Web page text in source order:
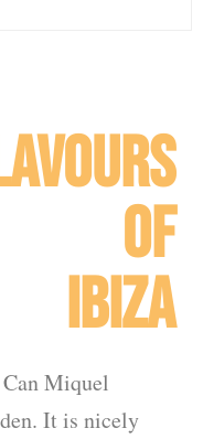
OF
IBIZA
Miquel
It is nicely